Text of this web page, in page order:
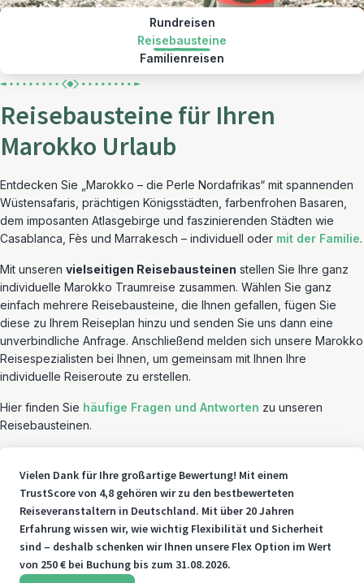
Rundreisen
Reisebausteine
Familienreisen
Reisebausteine für Ihren
Marokko Urlaub
Entdecken Sie „Marokko – die Perle Nordafrikas“ mit spannenden
Wüstensafaris, prächtigen Königsstädten, farbenfrohen Basaren,
dem imposanten Atlasgebirge und faszinierenden Städten wie
Casablanca, Fès und Marrakesch – individuell oder mit der Familie.
Mit unseren vielseitigen Reisebausteinen stellen Sie Ihre ganz
individuelle Marokko Traumreise zusammen. Wählen Sie ganz
einfach mehrere Reisebausteine, die Ihnen gefallen, fügen Sie
diese zu Ihrem Reiseplan hinzu und senden Sie uns dann eine
unverbindliche Anfrage. Anschließend melden sich unsere Marokko
Reisespezialisten bei Ihnen, um gemeinsam mit Ihnen Ihre
individuelle Reiseroute zu erstellen.
Hier finden Sie häufige Fragen und Antworten zu unseren
Reisebausteinen.
Vielen Dank für Ihre großartige Bewertung! Mit einem
TrustScore von 4,8 gehören wir zu den bestbewerteten
Reiseveranstaltern in Deutschland. Mit über 20 Jahren
Erfahrung wissen wir, wie wichtig Flexibilität und Sicherheit
sind – deshalb schenken wir Ihnen unsere Flex Option im Wert
von 250 € bei Buchung bis zum 31.08.2026.